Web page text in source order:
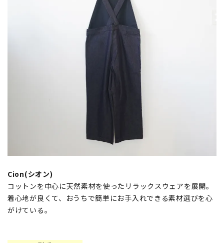
Cion(シオン)
コットンを中心に天然素材を使ったリラックスウェアを展開。
着心地が良くて、おうちで簡単にお手入れできる素材選びを心
がけている。